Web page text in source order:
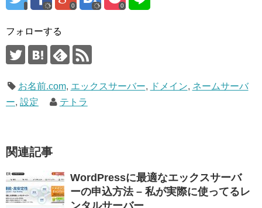
0 0
フォローする
お名前.com, エックスサーバー, ドメイン, ネームサーバ
ー, 設定 テトラ
関連記事
WordPressに最適なエックスサーバ
ーの申込方法 – 私が実際に使ってるレ